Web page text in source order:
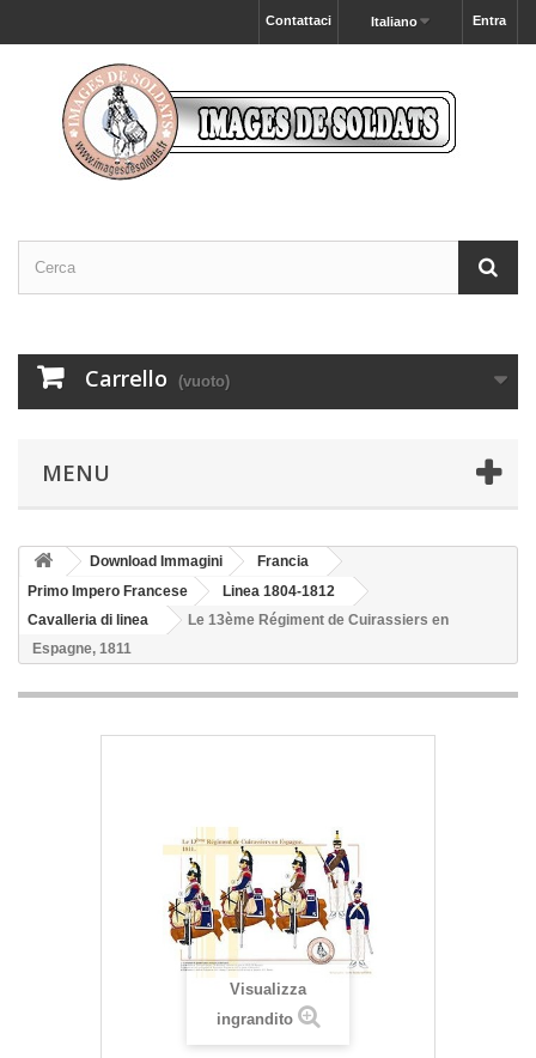
Entra
Italiano
Contattaci
Carrello (vuoto)
MENU
Download Immagini
Francia
Primo Impero Francese
Linea 1804-1812
Cavalleria di linea
Le 13ème Régiment de Cuirassiers en
Espagne, 1811
Visualizza
ingrandito